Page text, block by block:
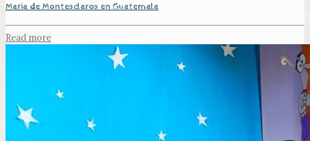
María de Montesclaros en Guatemala
Read more